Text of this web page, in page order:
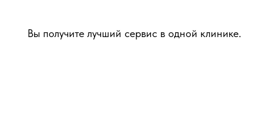
Вы получите лучший сервис в одной клинике.